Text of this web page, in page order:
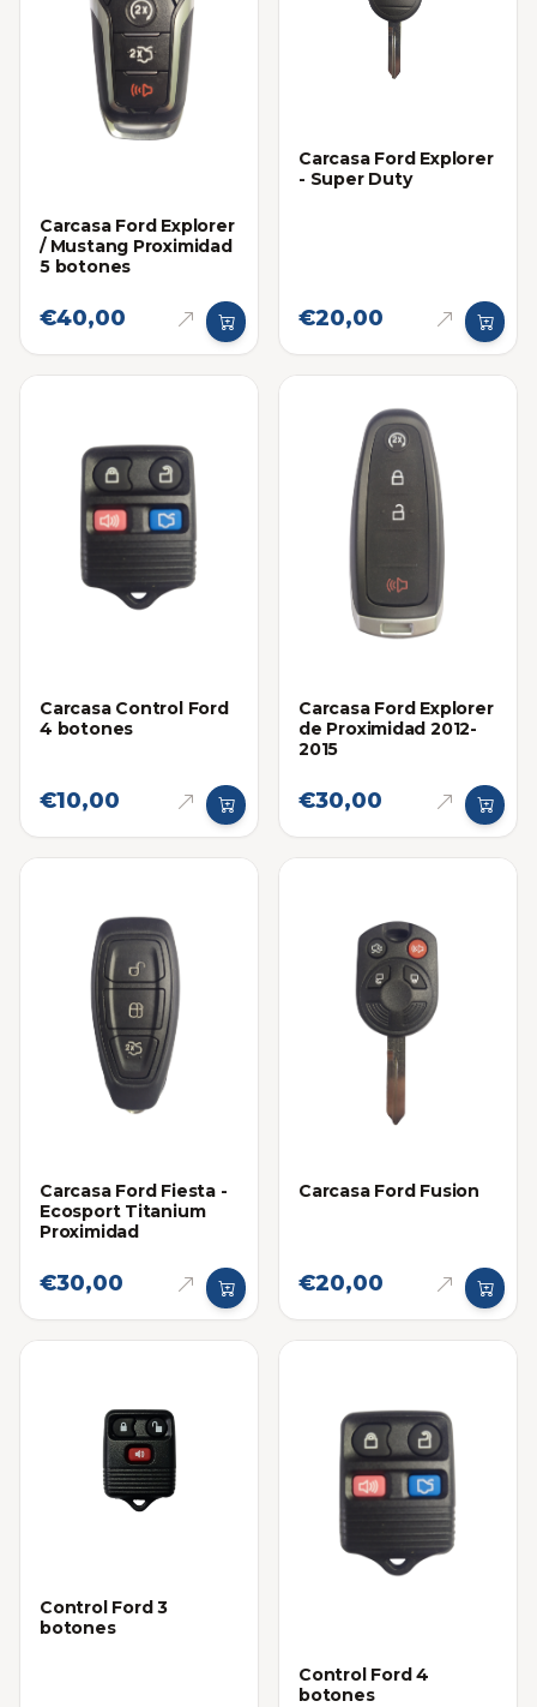
Carcasa Ford Explorer
/ Mustang Proximidad
5 botones
€40,00
Carcasa Ford Explorer
- Super Duty
€20,00
Carcasa Control Ford
4 botones
€10,00
Carcasa Ford Explorer
de Proximidad 2012-
2015
€30,00
Carcasa Ford Fiesta -
Ecosport Titanium
Proximidad
€30,00
Carcasa Ford Fusion
€20,00
Control Ford 3
botones
Control Ford 4
botones